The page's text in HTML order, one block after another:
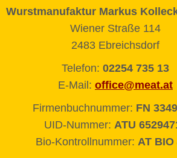
Wurstmanufaktur Markus
Wiener Straße 114
2483 Ebreichsdorf
Telefon: 02254 735 13
E-Mail: office@meat.at
Firmenbuchnummer: FN
UID-Nummer: ATU
Bio-Kontrollnummer: AT BIO